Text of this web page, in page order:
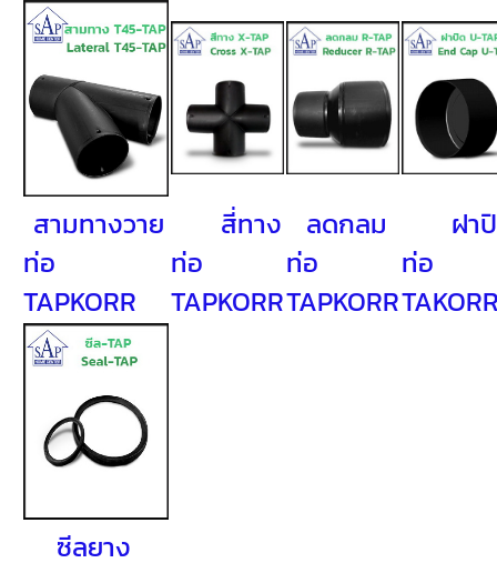
สามทางวาย
ท่อ
TAPKORR
สี่ทาง
ท่อ
TAPKORR
ลดกลม
ท่อ
TAPKORR
ฝา
ท่อ
ซีลยาง